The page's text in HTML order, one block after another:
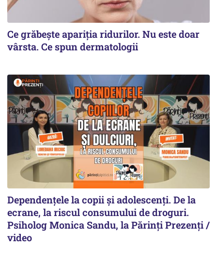
Ce grăbește apariția ridurilor. Nu este doar
vârsta. Ce spun dermatologii
Dependențele la copii și adolescenți. De la
ecrane, la riscul consumului de droguri.
Psiholog Monica Sandu, la Părinți Prezenți /
video